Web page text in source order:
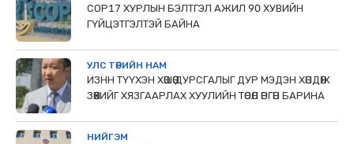
COP17 ХУРЛЫН БЭЛТГЭЛ АЖИЛ 90 ХУВИЙН
ГҮЙЦЭТГЭЛТЭЙ БАЙНА
УЛС ТӨРИЙН НАМ
ИЗНН ТҮҮХЭН ХӨШӨӨ ДУРСГАЛЫГ ДУР МЭДЭН ХӨНДӨЖ
ЗӨӨХИЙГ ХЯЗГААРЛАХ ХУУЛИЙН ТӨСӨЛ ӨРГӨН БАРИНА
НИЙГЭМ